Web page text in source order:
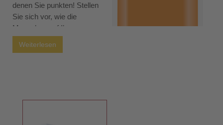
denen Sie punkten! Stellen
Sie sich vor, wie die
Menschen auf Ihrer
Weiterlesen